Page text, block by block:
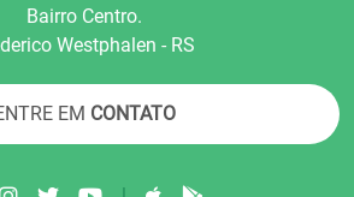
Bairro Centro.
Westphalen - RS
EM CONTATO